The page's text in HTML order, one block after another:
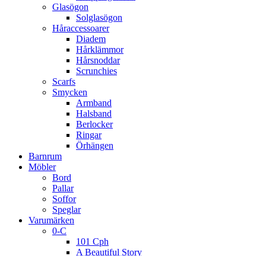
Glasögon
Solglasögon
Håraccessoarer
Diadem
Hårklämmor
Hårsnoddar
Scrunchies
Scarfs
Smycken
Armband
Halsband
Berlocker
Ringar
Örhängen
Barnrum
Möbler
Bord
Pallar
Soffor
Speglar
Varumärken
0-C
101 Cph
A Beautiful Story